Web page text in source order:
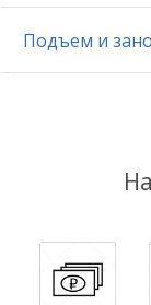
Подъем и